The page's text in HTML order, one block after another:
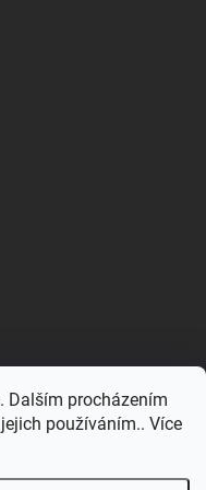
Dalším procházením
používáním.. Více
Johnsonstore.sk